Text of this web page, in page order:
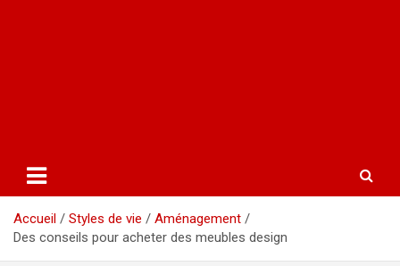
Accueil Styles de vie
Aménagement
Des conseils pour acheter des meubles design